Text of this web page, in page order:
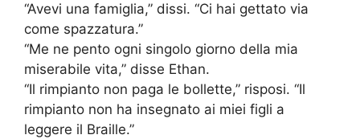
“Avevi una famiglia,” dissi. “Ci hai gettato via
come spazzatura.”
“Me ne pento ogni singolo giorno della mia
miserabile vita,” disse Ethan.
“Il rimpianto non paga le bollette,” risposi. “Il
rimpianto non ha insegnato ai miei figli a
leggere il Braille.”